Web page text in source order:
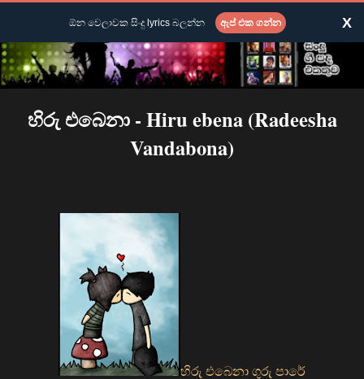
හිරු එබෙනා - Hiru ebena (Radeesha
Vandabona)
හිරු එබෙනා ගුරු පාරේ
ඕන වෙලාවක සිංදු lyrics බලන්න ඇප් එක ගන්න X